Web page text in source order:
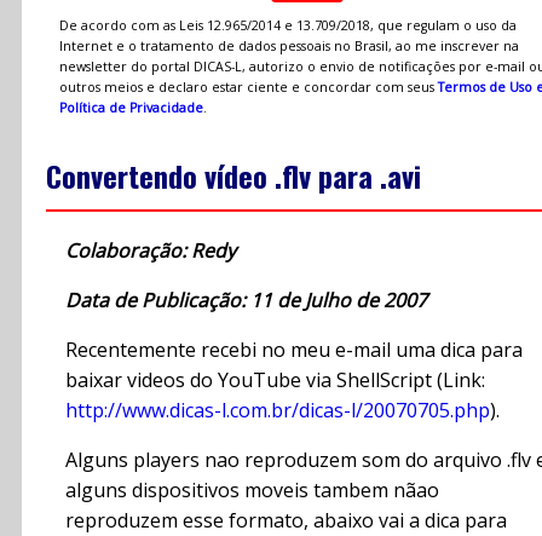
De acordo com as Leis 12.965/2014 e 13.709/2018, que regulam o uso da
Internet e o tratamento de dados pessoais no Brasil, ao me inscrever na
newsletter do portal DICAS-L, autorizo o envio de notificações por e-mail
outros meios e declaro estar ciente e concordar com seusTermos de Uso
Política de Privacidade.
Convertendo vídeo .flv para .avi
Colaboração: Redy
Data de Publicação: 11 de Julho de 2007
Recentemente recebi no meu e-mail uma dica para
baixar videos do YouTube via ShellScript (Link:
http://www.dicas-l.com.br/dicas-l/20070705.php).
Alguns players nao reproduzem som do arquivo .flv
alguns dispositivos moveis tambem nãao
reproduzem esse formato, abaixo vai a dica para